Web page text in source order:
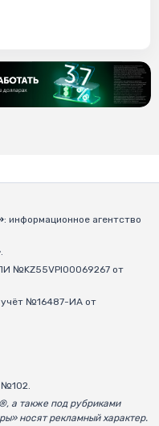
: информационное агентство
№KZ55VPI00069267 от
учёт №16487-ИА от
№102.
а также под рубриками
носят рекламный характер.